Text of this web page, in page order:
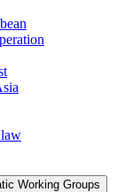
Working Groups